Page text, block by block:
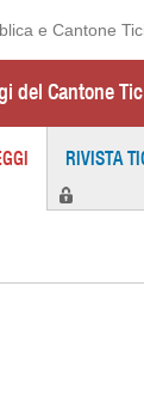
e Cantone
del Cantone
RIVISTA